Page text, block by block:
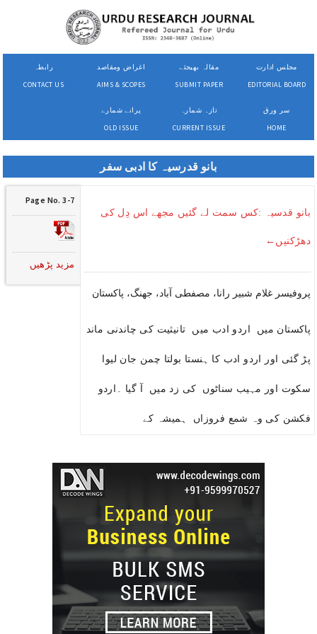
رابطہ
CONTACT US
اغراض ومقاصد
AIMS & SCOPES
مقالہ بھیجئے
SUBMIT PAPER
مجلس ادارت
EDITORIAL BOARD
پرانے شمارے
OLD ISSUE
تازہ شمارہ
CURRENT ISSUE
سر ورق
HOME
بانو قدرسیہ کا ادبی سفر
بانو قدسیہ :کس سمت لے گئیں مجھے اس دِل کی
دھڑکنیں←
پروفیسر غلام شبیر رانا، مصفطی آباد، جھنگ، پاکستان
پاکستان میں اردو ادب میں تانیثیت کی چاندنی ماند
پڑ گئی اور اردو ادب کا ہنستا بولتا چمن جان لیوا
سکوت اور مہیب سناٹوں کی زد میں آ گیا ۔اردو
فکشن کی وہ شمع فروزاں ہمیشہ کے
Page No. 3-7
مزید پڑھیں